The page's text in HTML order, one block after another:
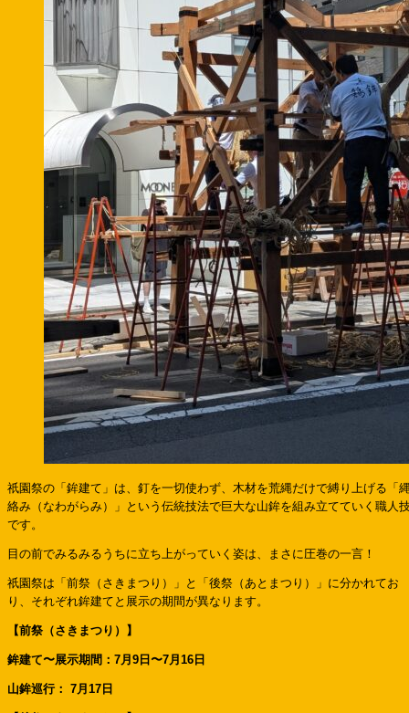
祇園祭の「鉾建て」は、釘を一切使わず、木材を荒縄だけで縛り上げる「
絡み（なわがらみ）」という伝統技法で巨大な山鉾を組み立てていく職人
です。
目の前でみるみるうちに立ち上がっていく姿は、まさに圧巻の一言！
祇園祭は「前祭（さきまつり）」と「後祭（あとまつり）」に分かれてお
り、それぞれ鉾建てと展示の期間が異なります。
【前祭（さきまつり）】
鉾建て〜展示期間：7月9日〜7月16日
山鉾巡行： 7月17日